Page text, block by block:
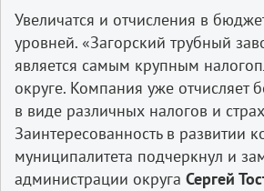
Увеличатся и отчисления в
уровней. «Загорский трубный
является самым крупным
округе. Компания уже отчисляет
в виде различных налогов и
Заинтересованность в развитии
муниципалитета подчеркнул и
администрации округа Сергей